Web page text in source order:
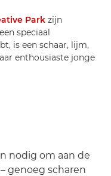
Park zijn
speciaal
is een schaar, lijm,
enthousiaste jonge
nodig om aan de
genoeg scharen